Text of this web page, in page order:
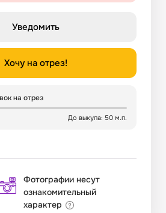
Уведомить
Хочу на отрез!
на отрез
До выкупа: 50 м.п.
Фотографии несут
ознакомительный
характер